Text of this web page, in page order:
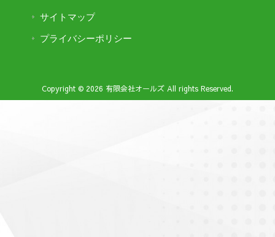
サイトマップ
プライバシーポリシー
Copyright © 2026 有限会社オールズ All rights Reserved.